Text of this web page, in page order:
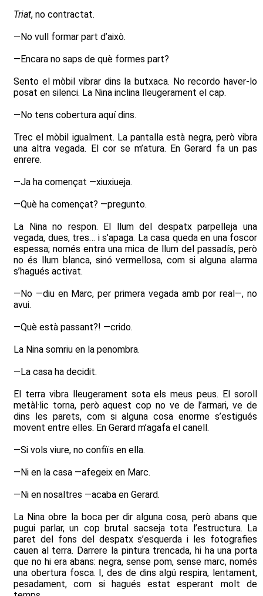
Triat, no contractat.
—No vull formar part d’això.
—Encara no saps de què formes part?
Sento el mòbil vibrar dins la butxaca. No recordo haver-lo
posat en silenci. La Nina inclina lleugerament el cap.
—No tens cobertura aquí dins.
Trec el mòbil igualment. La pantalla està negra, però vibra
una altra vegada. El cor se m’atura. En Gerard fa un pas
enrere.
—Ja ha començat —xiuxiueja.
—Què ha començat? —pregunto.
La Nina no respon. El llum del despatx parpelleja una
vegada, dues, tres… i s’apaga. La casa queda en una foscor
espessa; només entra una mica de llum del passadís, però
no és llum blanca, sinó vermellosa, com si alguna alarma
s’hagués activat.
—No —diu en Marc, per primera vegada amb por real—, no
avui.
—Què està passant?! —crido.
La Nina somriu en la penombra.
—La casa ha decidit.
El terra vibra lleugerament sota els meus peus. El soroll
metàl·lic torna, però aquest cop no ve de l’armari, ve de
dins les parets, com si alguna cosa enorme s’estigués
movent entre elles. En Gerard m’agafa el canell.
—Si vols viure, no confiïs en ella.
—Ni en la casa —afegeix en Marc.
—Ni en nosaltres —acaba en Gerard.
La Nina obre la boca per dir alguna cosa, però abans que
pugui parlar, un cop brutal sacseja tota l’estructura. La
paret del fons del despatx s’esquerda i les fotografies
cauen al terra. Darrere la pintura trencada, hi ha una porta
que no hi era abans: negra, sense pom, sense marc, només
una obertura fosca. I, des de dins algú respira, lentament,
pesadament, com si hagués estat esperant molt de